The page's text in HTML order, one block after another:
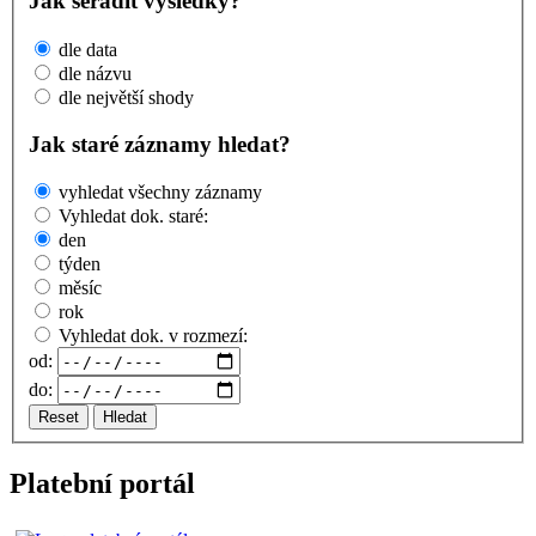
dle data
dle názvu
dle největší shody
Jak staré záznamy hledat?
vyhledat všechny záznamy
Vyhledat dok. staré:
den
týden
měsíc
rok
Vyhledat dok. v rozmezí:
od:
do:
Reset Hledat
Platební portál